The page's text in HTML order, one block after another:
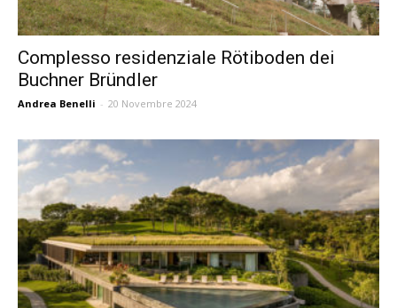
Complesso residenziale Rötiboden dei
Buchner Bründler
Andrea Benelli - 20 Novembre 2024